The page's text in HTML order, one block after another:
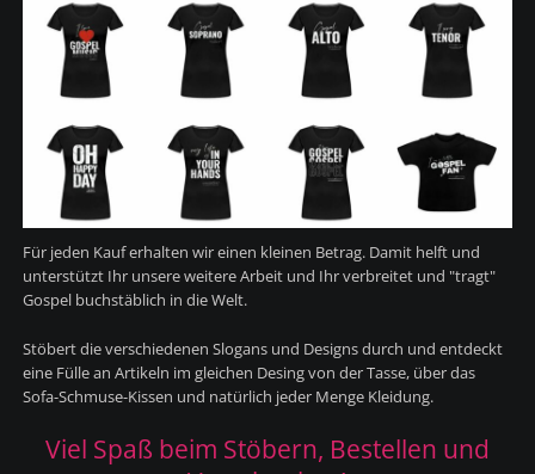
Für jeden Kauf erhalten wir einen kleinen Betrag. Damit helft und
unterstützt Ihr unsere weitere Arbeit und Ihr verbreitet und "tragt"
Gospel buchstäblich in die Welt.
Stöbert die verschiedenen Slogans und Designs durch und entdeckt
eine Fülle an Artikeln im gleichen Desing von der Tasse, über das
Sofa-Schmuse-Kissen und natürlich jeder Menge Kleidung.
Viel Spaß beim Stöbern, Bestellen und